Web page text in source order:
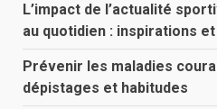
L’impact de l’actualité
au quotidien : inspirations
Prévenir les maladies
dépistages et habitudes